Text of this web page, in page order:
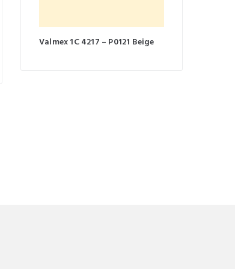
Valmex 1C 4217 – P0121 Beige